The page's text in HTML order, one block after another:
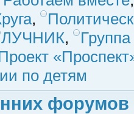
,
ЛУЧНИК,
по детям
форумов